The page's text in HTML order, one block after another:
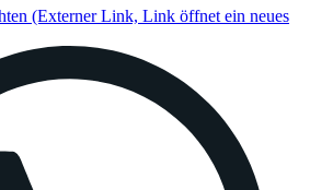
(Externer Link, Link öffnet ein neues